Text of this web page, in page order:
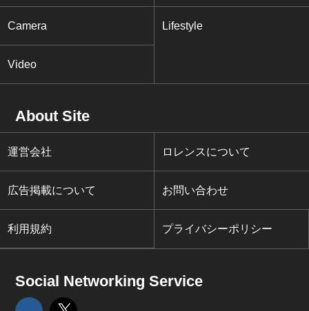
Camera Lifestyle
Video
About Site
運営会社 ロレンスについて
広告掲載について お問い合わせ
利用規約 プライバシーポリシー
Social Networking Service